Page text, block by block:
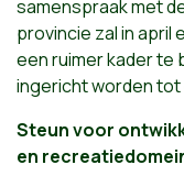
samenspraak met
provincie zal in april
een ruimer kader te
ingericht worden
Steun voor
en